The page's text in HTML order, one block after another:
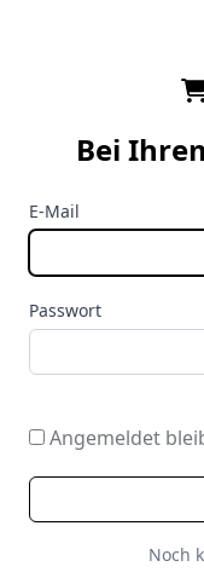
Bei
E-Mail
Passwort
Angemeldet
Noch